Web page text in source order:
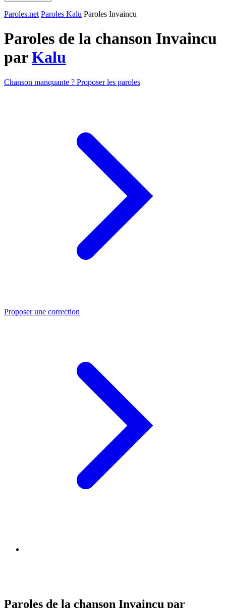
Paroles.net Paroles Kalu Paroles Invaincu
Paroles de la chanson Invaincu
parKalu
Chanson manquante ? Proposer les paroles
Proposer une correction
Paroles de la chanson Invaincu par